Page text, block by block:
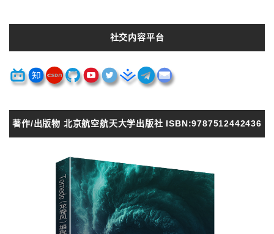
社交内容平台
著作/出版物 北京航空航天大学出版社 ISBN:9787512442436